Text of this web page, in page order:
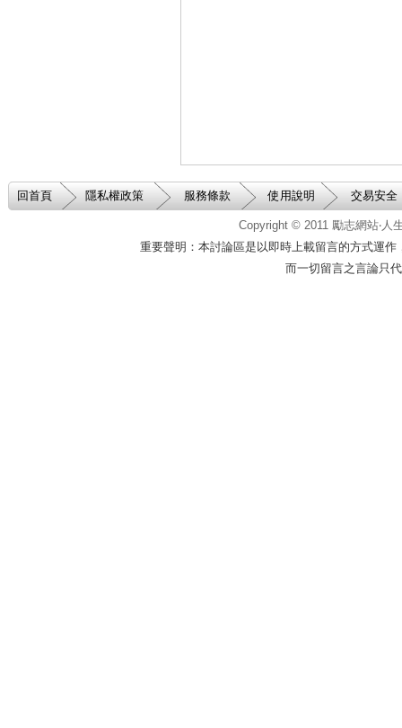
回首頁 隱私權政策 服務條款 使用說明 交易安全
Copyright © 2011 勵志網站‧
重要聲明：本討論區是以即時上載留言的方式運
而一切留言之言論只